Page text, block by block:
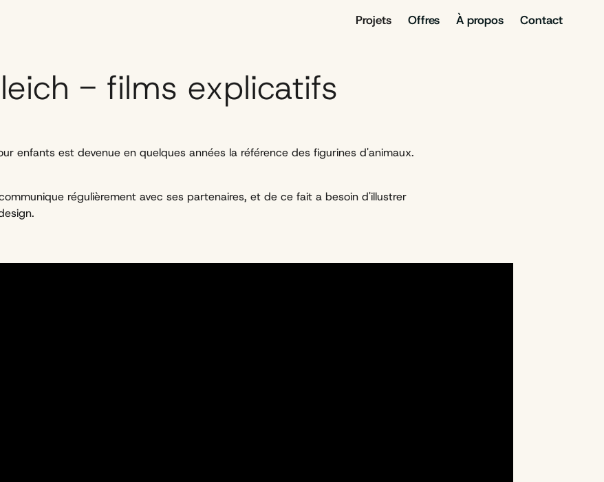
Projets Offres À propos Contact
- films explicatifs
enfants est devenue en quelques années la référence des figurines d'animaux.
régulièrement avec ses partenaires, et de ce fait a besoin d'illustrer